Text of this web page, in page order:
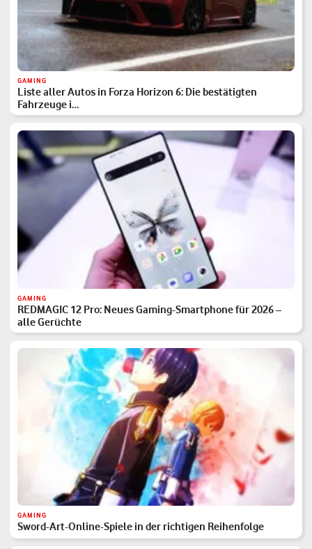
GAMING
Liste aller Autos in Forza Horizon 6: Die bestätigten
Fahrzeuge i…
GAMING
REDMAGIC 12 Pro: Neues Gaming-Smartphone für 2026 –
alle Gerüchte
GAMING
Sword-Art-Online-Spiele in der richtigen Reihenfolge